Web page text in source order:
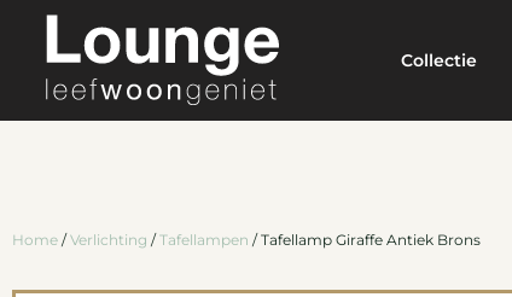
Collectie
Home /Verlichting /Tafellampen / Tafellamp Giraffe Antiek Brons